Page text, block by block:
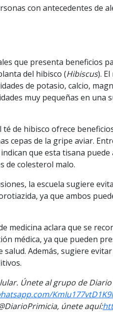
con antecedentes de
que presenta beneficios
del hibisco (Hibiscus).
de potasio, calcio,
muy pequeñas en una
de hibisco ofrece
cepas de la gripe aviar.
que esta tisana
de colesterol malo.
la escuela sugiere
ya que ambos
medicina aclara que se
médica, ya que pueden
salud. Además, sugiere
Únete al grupo de
únete aquí: